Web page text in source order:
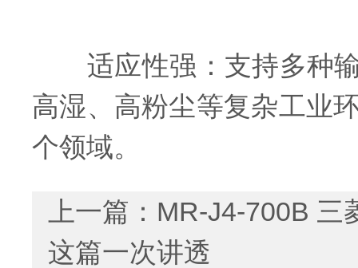
适应性强‌：支持多种输
高湿、高粉尘等复杂工业
个领域。
上一篇： MR-J4-700B 三
这篇一次讲透